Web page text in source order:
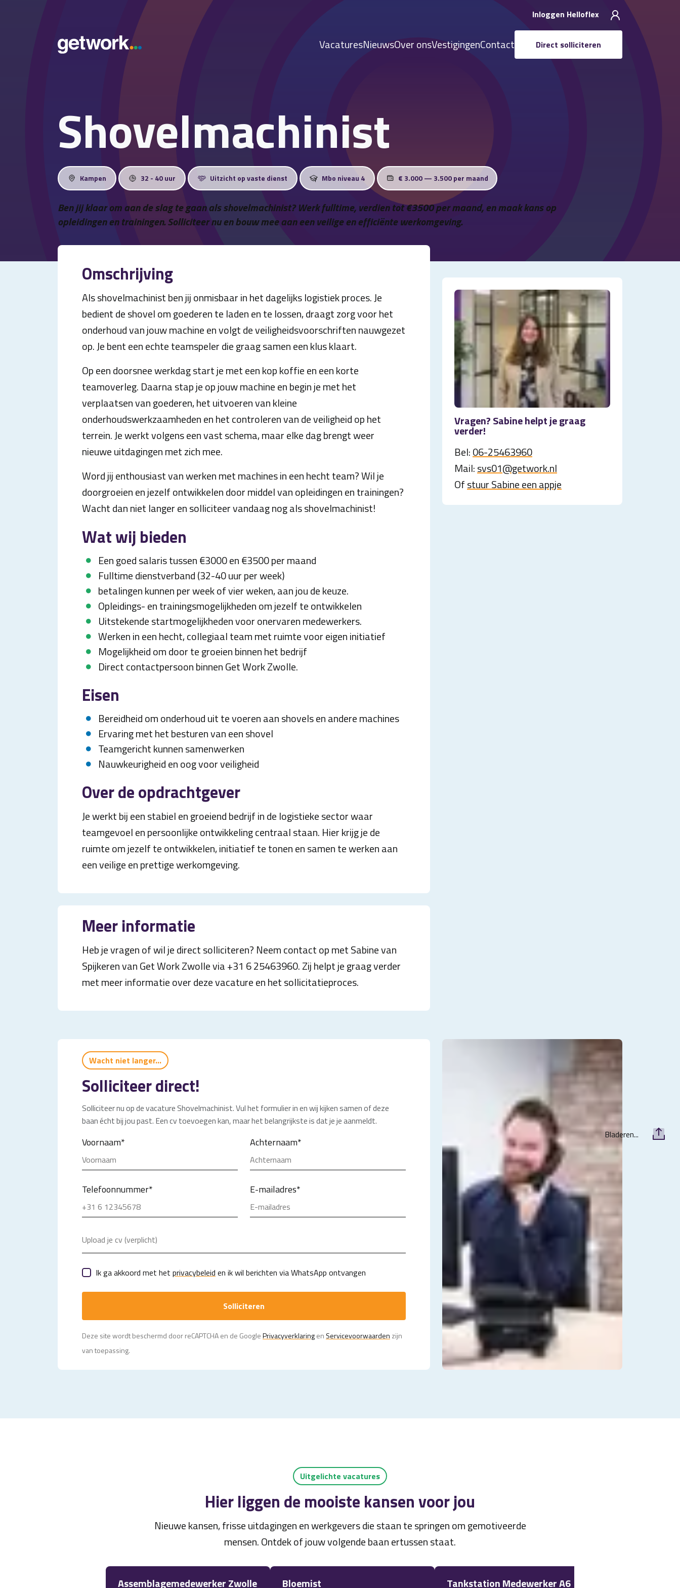
Inloggen Helloflex
VacaturesNieuwsOver onsVestigingenContact Direct solliciteren
Shovelmachinist
Kampen 32 - 40 uur Uitzicht op vaste dienst Mbo niveau 4 € 3.000 — 3.500 per maand
Ben jij klaar om aan de slag te gaan als shovelmachinist? Werk fulltime, verdien tot €3500 per maand, en maak kans op
opleidingen en trainingen. Solliciteer nu en bouw mee aan een veilige en efficiënte werkomgeving.
Omschrijving
Als shovelmachinist ben jij onmisbaar in het dagelijks logistiek proces. Je
bedient de shovel om goederen te laden en te lossen, draagt zorg voor het
onderhoud van jouw machine en volgt de veiligheidsvoorschriften nauwgezet
op. Je bent een echte teamspeler die graag samen een klus klaart.
Op een doorsnee werkdag start je met een kop koffie en een korte
teamoverleg. Daarna stap je op jouw machine en begin je met het
verplaatsen van goederen, het uitvoeren van kleine
onderhoudswerkzaamheden en het controleren van de veiligheid op het
terrein. Je werkt volgens een vast schema, maar elke dag brengt weer
nieuwe uitdagingen met zich mee.
Word jij enthousiast van werken met machines in een hecht team? Wil je
doorgroeien en jezelf ontwikkelen door middel van opleidingen en trainingen?
Wacht dan niet langer en solliciteer vandaag nog als shovelmachinist!
Wat wij bieden
Een goed salaris tussen €3000 en €3500 per maand
Fulltime dienstverband (32-40 uur per week)
betalingen kunnen per week of vier weken, aan jou de keuze.
Opleidings- en trainingsmogelijkheden om jezelf te ontwikkelen
Uitstekende startmogelijkheden voor onervaren medewerkers.
Werken in een hecht, collegiaal team met ruimte voor eigen initiatief
Mogelijkheid om door te groeien binnen het bedrijf
Direct contactpersoon binnen Get Work Zwolle.
Eisen
Bereidheid om onderhoud uit te voeren aan shovels en andere machines
Ervaring met het besturen van een shovel
Teamgericht kunnen samenwerken
Nauwkeurigheid en oog voor veiligheid
Over de opdrachtgever
Je werkt bij een stabiel en groeiend bedrijf in de logistieke sector waar
teamgevoel en persoonlijke ontwikkeling centraal staan. Hier krijg je de
ruimte om jezelf te ontwikkelen, initiatief te tonen en samen te werken aan
een veilige en prettige werkomgeving.
Meer informatie
Heb je vragen of wil je direct solliciteren? Neem contact op met Sabine van
Spijkeren van Get Work Zwolle via +31 6 25463960. Zij helpt je graag verder
met meer informatie over deze vacature en het sollicitatieproces.
Vragen? Sabine helpt je graag
verder!
Bel:06-25463960
Mail:svs01@getwork.nl
Ofstuur Sabine een appje
Wacht niet langer...
Solliciteer direct!
Solliciteer nu op de vacature Shovelmachinist. Vul het formulier in en wij kijken samen of deze
baan écht bij jou past. Een cv toevoegen kan, maar het belangrijkste is dat je je aanmeldt.
Voornaam* Achternaam*
Telefoonnummer* E-mailadres*
Upload je cv (verplicht)
Bladeren...
Ik ga akkoord met het privacybeleid en ik wil berichten via WhatsApp ontvangen
Solliciteren
Deze site wordt beschermd door reCAPTCHA en de GooglePrivacy­verklaringen Servicevoorwaarden zijn
van toepassing.
Uitgelichte vacatures
Hier liggen de mooiste kansen voor jou
Nieuwe kansen, frisse uitdagingen en werkgevers die staan te springen om gemotiveerde
mensen. Ontdek of jouw volgende baan ertussen staat.
Assemblagemedewerker Zwolle Bloemist Tankstation Medewerker A6